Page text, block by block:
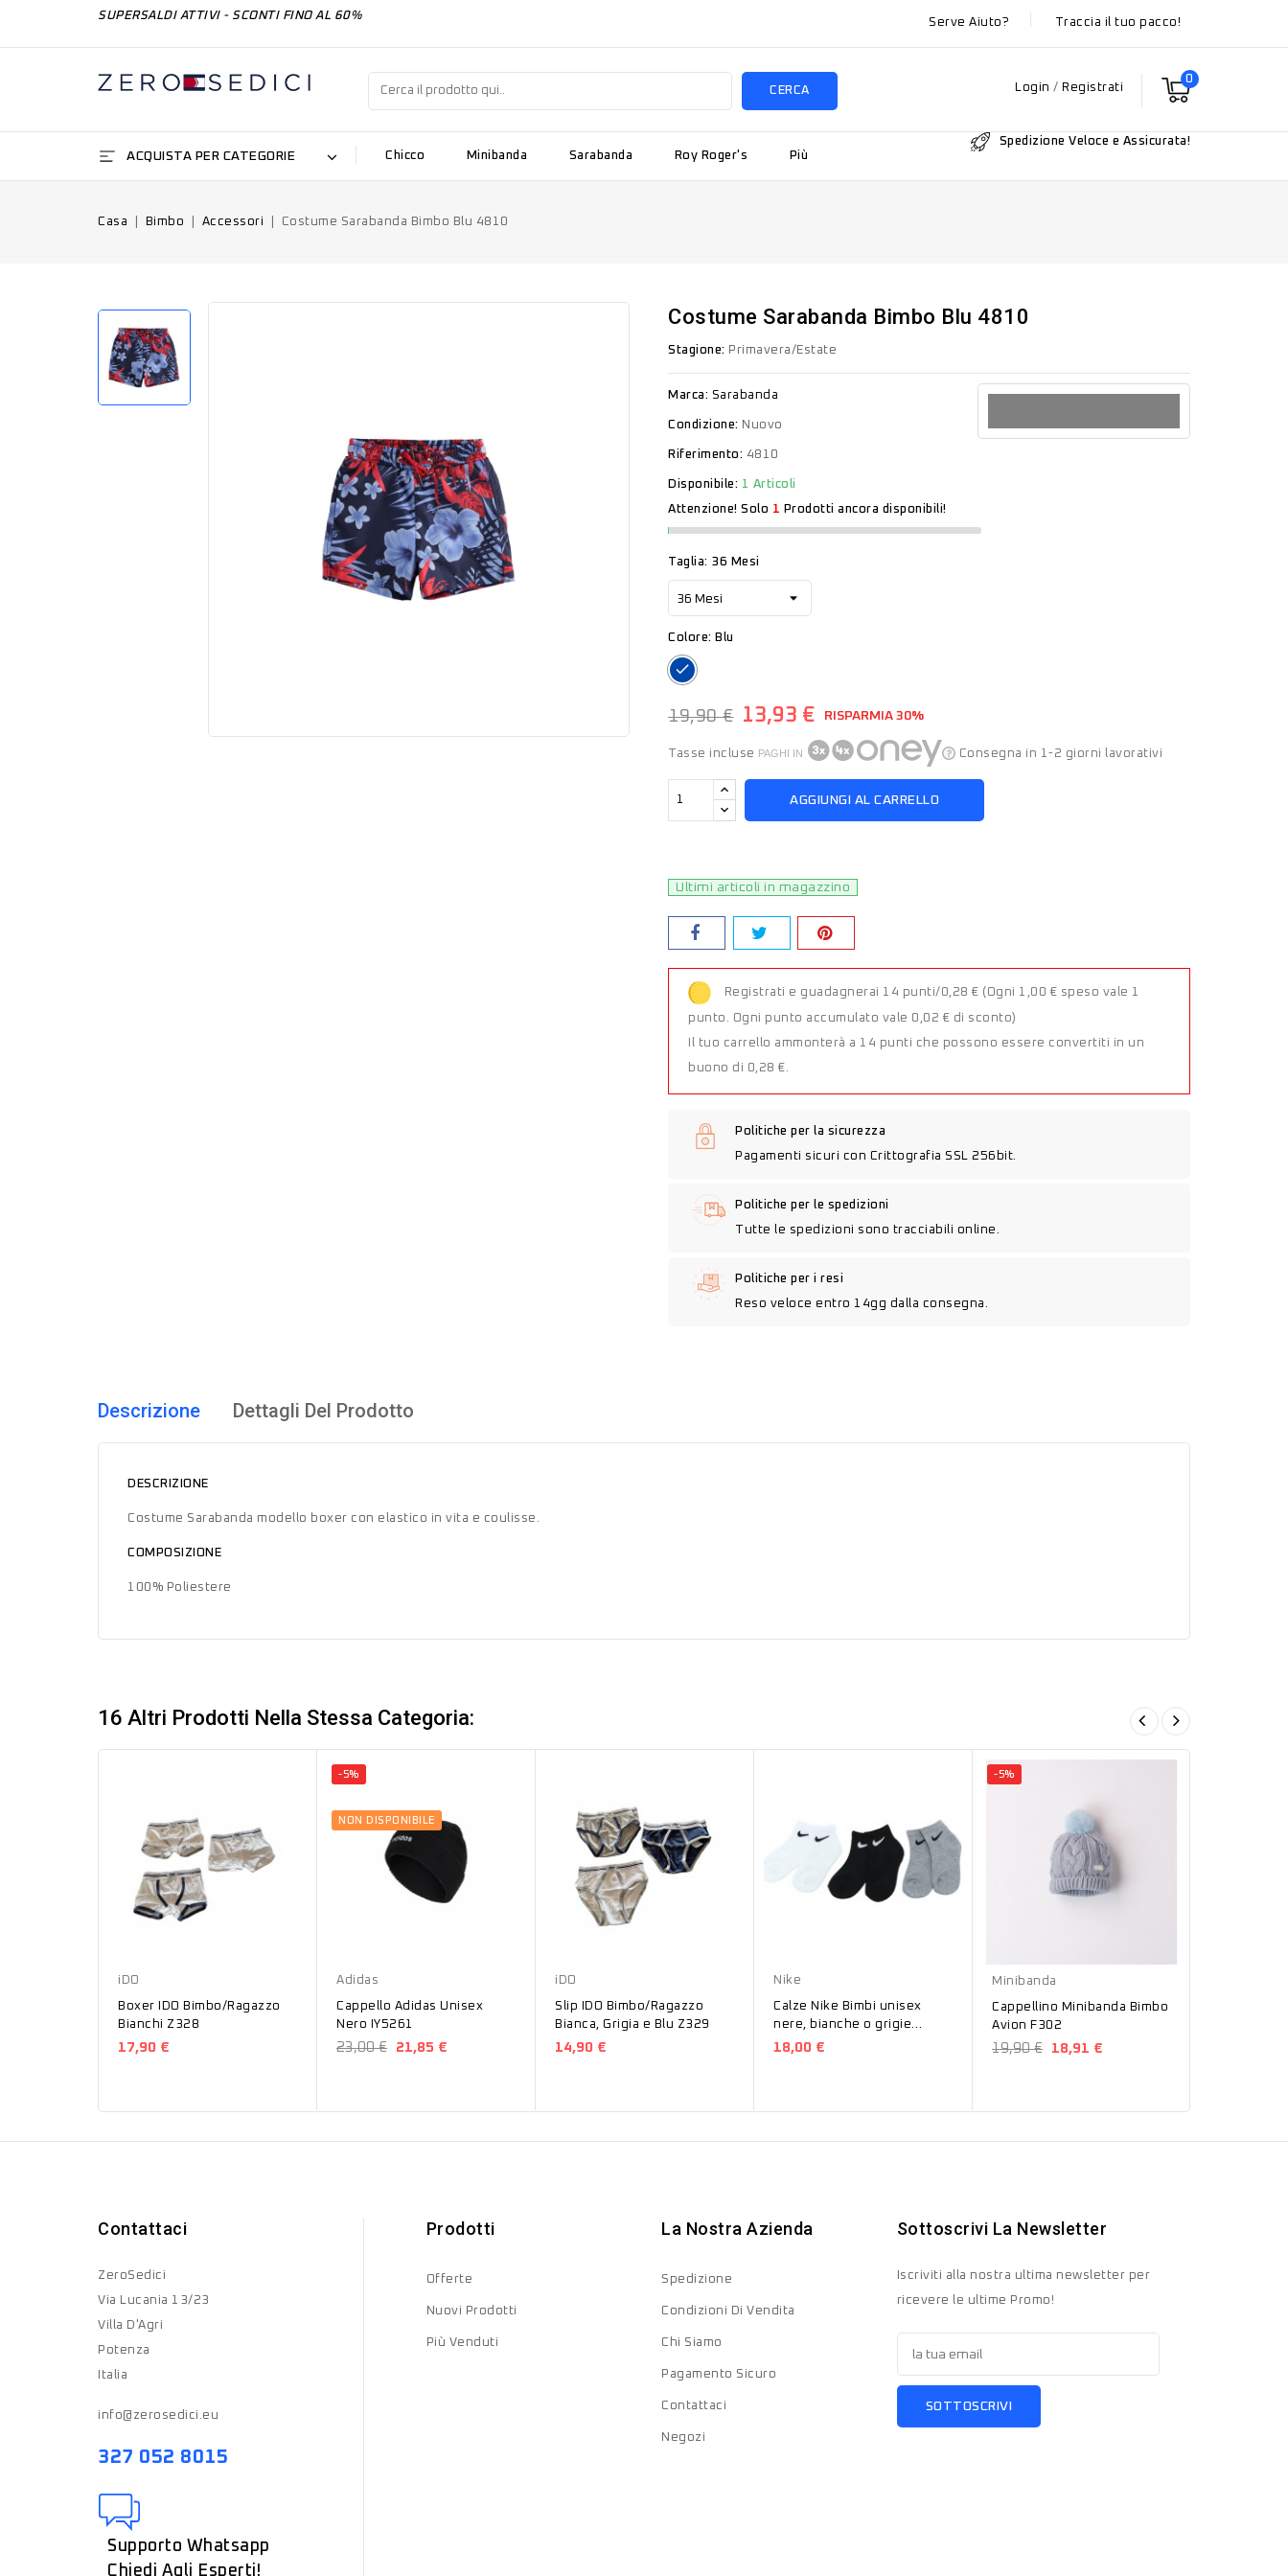
SUPERSALDI ATTIVI - SCONTI FINO AL 60%
Serve Aiuto? Traccia il tuo pacco!
0
Login / Registrati
CERCA
ACQUISTA PER CATEGORIE Chicco Minibanda Sarabanda Roy Roger's Più
Spedizione Veloce e Assicurata!
Casa Bimbo Accessori Costume Sarabanda Bimbo Blu 4810
Costume Sarabanda Bimbo Blu 4810
Stagione: Primavera/Estate
Marca: Sarabanda
Condizione: Nuovo
Riferimento: 4810
Disponibile: 1 Articoli
Attenzione! Solo 1 Prodotti ancora disponibili!
Taglia: 36 Mesi
Colore: Blu
Blu
19,90 € 13,93 € RISPARMIA 30%
Tasse incluse PAGHI IN Consegna in 1-2 giorni lavorativi
AGGIUNGI AL CARRELLO
Ultimi articoli in magazzino
Registrati e guadagnerai 14 punti/0,28 € (Ogni 1,00 € speso vale 1
punto. Ogni punto accumulato vale 0,02 € di sconto)
Il tuo carrello ammonterà a 14 punti che possono essere convertiti in un
buono di 0,28 €.
Politiche per la sicurezza
Pagamenti sicuri con Crittografia SSL 256bit.
Politiche per le spedizioni
Tutte le spedizioni sono tracciabili online.
Politiche per i resi
Reso veloce entro 14gg dalla consegna.
Descrizione Dettagli Del Prodotto
DESCRIZIONE
Costume Sarabanda modello boxer con elastico in vita e coulisse.
COMPOSIZIONE
100% Poliestere
16 Altri Prodotti Nella Stessa Categoria:
iDO
Boxer IDO Bimbo/Ragazzo
Bianchi Z328
17,90 €
-5%
NON DISPONIBILE
Adidas
Cappello Adidas Unisex
Nero IY5261
23,00 € 21,85 €
iDO
Slip IDO Bimbo/Ragazzo
Bianca, Grigia e Blu Z329
14,90 €
Nike
Calze Nike Bimbi unisex
nere, bianche o grigie
RN0026-W2F
18,00 €
-5%
Minibanda
Cappellino Minibanda Bimbo
Avion F302
19,90 € 18,91 €
Contattaci
ZeroSedici
Via Lucania 13/23
Villa D'Agri
Potenza
Italia
info@zerosedici.eu
327 052 8015
Supporto Whatsapp
Chiedi Agli Esperti!
Prodotti
Offerte
Nuovi Prodotti
Più Venduti
La Nostra Azienda
Spedizione
Condizioni Di Vendita
Chi Siamo
Pagamento Sicuro
Contattaci
Negozi
Sottoscrivi La Newsletter
Iscriviti alla nostra ultima newsletter per
ricevere le ultime Promo!